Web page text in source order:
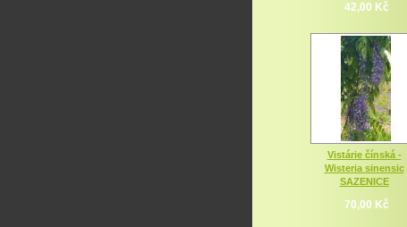
42,00 Kč
Vistárie čínská -
Wisteria sinensic
SAZENICE
70,00 Kč